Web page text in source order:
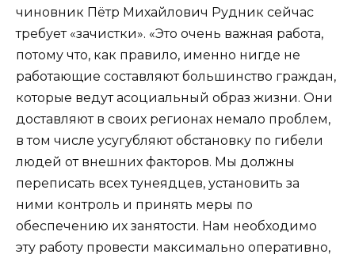
чиновник Пётр Михайлович Рудник сейчас
требует «зачистки». «Это очень важная работа,
потому что, как правило, именно нигде не
работающие составляют большинство граждан,
которые ведут асоциальный образ жизни. Они
доставляют в своих регионах немало проблем,
в том числе усугубляют обстановку по гибели
людей от внешних факторов. Мы должны
переписать всех тунеядцев, установить за
ними контроль и принять меры по
обеспечению их занятости. Нам необходимо
эту работу провести максимально оперативно,